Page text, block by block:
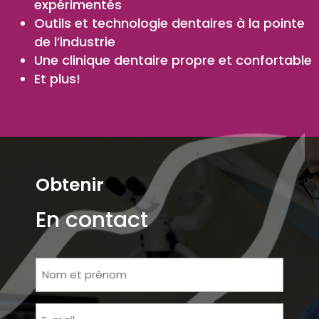
expérimentés
Outils et technologie dentaires à la pointe
de l’industrie
Une clinique dentaire propre et confortable
Et plus!
Obtenir
En contact
Nom
et
prénom
E-